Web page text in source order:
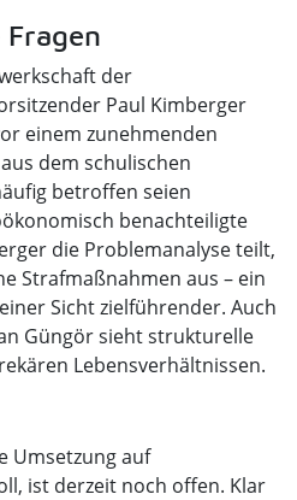
der
Paul Kimberger
einem zunehmenden
dem schulischen
betroffen seien
benachteiligte
die Problemanalyse teilt,
Strafmaßnahmen aus – ein
Sicht zielführender. Auch
Güngör sieht strukturelle
Lebensverhältnissen.
Umsetzung auf
ist derzeit noch offen. Klar